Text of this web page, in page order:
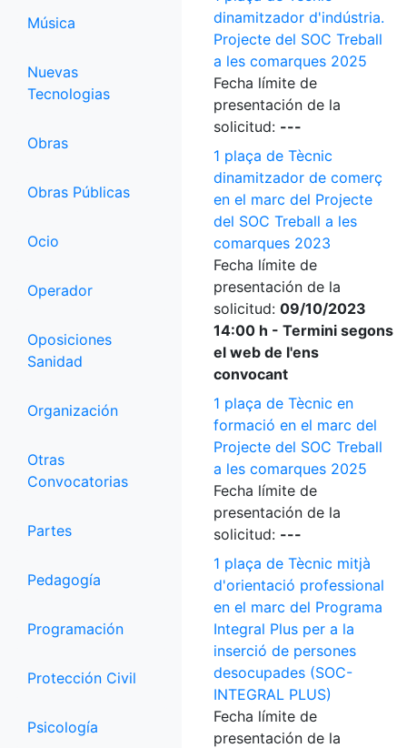
Música
Nuevas
Tecnologias
Obras
Obras Públicas
Ocio
Operador
Oposiciones
Sanidad
Organización
Otras
Convocatorias
Partes
Pedagogía
Programación
Protección Civil
Psicología
dinamitzador d'indústria.
Projecte del SOC Treball
a les comarques 2025
Fecha límite de
presentación de la
solicitud: ---
1 plaça de Tècnic
dinamitzador de comerç
en el marc del Projecte
del SOC Treball a les
comarques 2023
Fecha límite de
presentación de la
solicitud: 09/10/2023
14:00 h - Termini segons
el web de l'ens
convocant
1 plaça de Tècnic en
formació en el marc del
Projecte del SOC Treball
a les comarques 2025
Fecha límite de
presentación de la
solicitud: ---
1 plaça de Tècnic mitjà
d'orientació professional
en el marc del Programa
Integral Plus per a la
inserció de persones
desocupades (SOC-
INTEGRAL PLUS)
Fecha límite de
presentación de la